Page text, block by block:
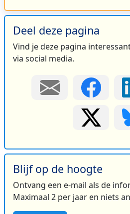
Deel deze pagina
Vind je deze pagina
via social media.
Blijf op de hoogte
Ontvang een e-mail als de
Maximaal 2 per jaar en niets